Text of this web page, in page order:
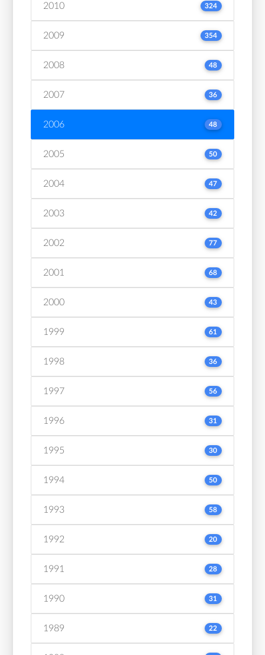
2010 324
2009 354
2008 48
2007 36
2006 48
2005 50
2004 47
2003 42
2002 77
2001 68
2000 43
1999 61
1998 36
1997 56
1996 31
1995 30
1994 50
1993 58
1992 20
1991 28
1990 31
1989 22